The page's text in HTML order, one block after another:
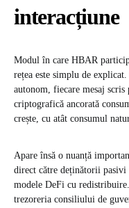
interacțiune
Modul în care HBAR
rețea este simplu de
autonom, fiecare mesaj scris
criptografică ancorată
crește, cu atât consumul
Apare însă o nuanță
direct către deținătorii pasivi
modele DeFi cu
trezoreria consiliului de